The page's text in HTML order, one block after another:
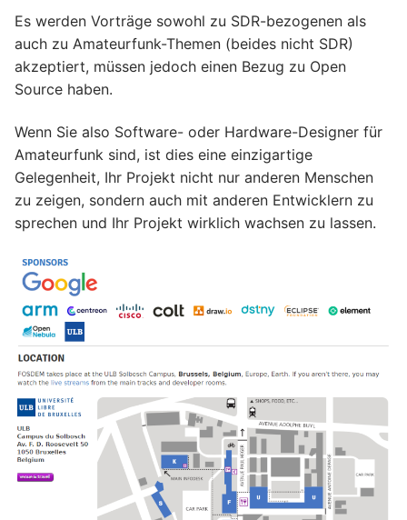
Es werden Vorträge sowohl zu SDR-bezogenen als
auch zu Amateurfunk-Themen (beides nicht SDR)
akzeptiert, müssen jedoch einen Bezug zu Open
Source haben.
Wenn Sie also Software- oder Hardware-Designer für
Amateurfunk sind, ist dies eine einzigartige
Gelegenheit, Ihr Projekt nicht nur anderen Menschen
zu zeigen, sondern auch mit anderen Entwicklern zu
sprechen und Ihr Projekt wirklich wachsen zu lassen.